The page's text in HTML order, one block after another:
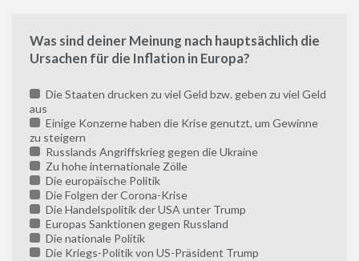
Was sind deiner Meinung nach hauptsächlich die
Ursachen für die Inflation in Europa?
Die Staaten drucken zu viel Geld bzw. geben zu viel Geld
aus
Einige Konzerne haben die Krise genutzt, um Gewinne
zu steigern
Russlands Angriffskrieg gegen die Ukraine
Zu hohe internationale Zölle
Die europäische Politik
Die Folgen der Corona-Krise
Die Handelspolitik der USA unter Trump
Europas Sanktionen gegen Russland
Die nationale Politik
Die Kriegs-Politik von US-Präsident Trump